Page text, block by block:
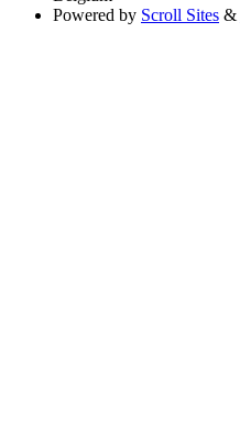
Powered by Scroll Sites &